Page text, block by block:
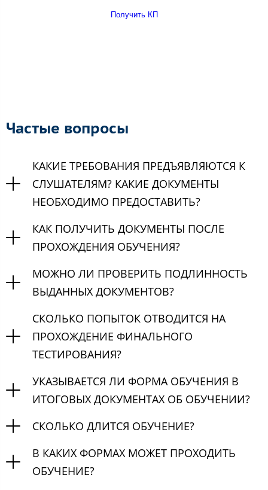
Получить КП
Частые вопросы
КАКИЕ ТРЕБОВАНИЯ ПРЕДЪЯВЛЯЮТСЯ К
СЛУШАТЕЛЯМ? КАКИЕ ДОКУМЕНТЫ
НЕОБХОДИМО ПРЕДОСТАВИТЬ?
КАК ПОЛУЧИТЬ ДОКУМЕНТЫ ПОСЛЕ
ПРОХОЖДЕНИЯ ОБУЧЕНИЯ?
МОЖНО ЛИ ПРОВЕРИТЬ ПОДЛИННОСТЬ
ВЫДАННЫХ ДОКУМЕНТОВ?
СКОЛЬКО ПОПЫТОК ОТВОДИТСЯ НА
ПРОХОЖДЕНИЕ ФИНАЛЬНОГО
ТЕСТИРОВАНИЯ?
УКАЗЫВАЕТСЯ ЛИ ФОРМА ОБУЧЕНИЯ В
ИТОГОВЫХ ДОКУМЕНТАХ ОБ ОБУЧЕНИИ?
СКОЛЬКО ДЛИТСЯ ОБУЧЕНИЕ?
В КАКИХ ФОРМАХ МОЖЕТ ПРОХОДИТЬ
ОБУЧЕНИЕ?